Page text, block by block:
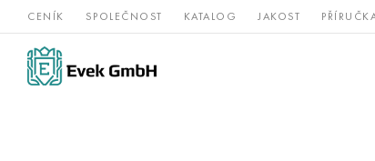
CENÍK SPOLEČNOST KATALOG JAKOST
Slitiny
niklu
nerezová